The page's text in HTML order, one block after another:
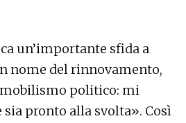
un’importante sfida a
nome del rinnovamento,
politico: mi
sia pronto alla svolta». Così